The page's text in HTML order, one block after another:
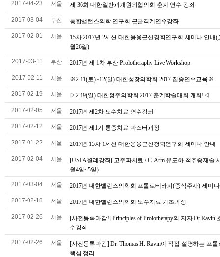
2017-04-23 서울 제 36회 대한일반과개원의협의회 춘계 연수 강좌
2017-03-04 부산 통합밸런스의학 연구회 근골격계연수강좌
2017-02-01 서울
15차 2017년 2세션 대한응용근신경학연구회 세미나 안내(
월26일)
2017-03-11 부산 2017년 제 1차 부산 Prolotheraphy Live Workshop
2017-02-11 서울 ※2.11(토)~12(일) 대한성장의학회 2017 집중연수교육※
2017-02-19 서울 ▷2.19(일) 대한정주의학회 2017 춘계학술대회 개회!◁
2017-02-05 서울 2017년 제2차 도수치료 연수강좌
2017-02-12 서울 2017년 제1기 통증치료 마스터과정
2017-01-22 서울 2017년 15차 1세션 대한응용근신경학연구회 세미나 안내
2017-02-04 서울
[USPA월례강좌] 고주파치료 / C-Arm 유도하 척추중재술
월4일~5일)
2017-03-04 서울 2017년 대한밸런스의학회 프롤로테라피(증식주사) 세미나
2017-02-18 서울 2017년 대한밸런스의학회 도수치료 기초과정
2017-02-26 서울
[사전등록마감!] Principles of Prolotherapy의 저자 Dr.Ravin
수강좌
2017-02-26 서울
[사전등록마감] Dr. Thomas H. Ravin이 직접 설명하는 프롤
핵심 정리